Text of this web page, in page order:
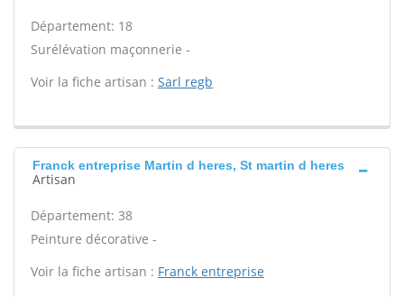
Département: 18
Surélévation maçonnerie -
Voir la fiche artisan : Sarl regb
Franck entreprise Martin d heres, St martin d heres
Artisan
Département: 38
Peinture décorative -
Voir la fiche artisan : Franck entreprise